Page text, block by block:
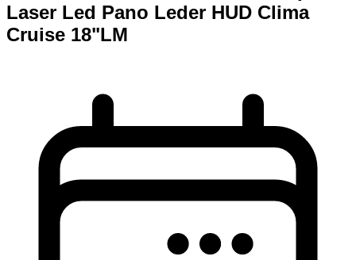
Laser Led Pano Leder HUD Clima
Cruise 18"LM